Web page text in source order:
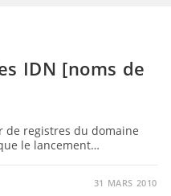
IDN [noms de
de registres du domaine
le lancement…
31 MARS 2010